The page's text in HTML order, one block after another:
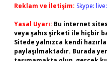
Reklam ve İletişim: Skype:
Yasal Uyarı: Bu internet
veya şahıs şirketi ile hiçbir
Sitede yalnızca kendi
paylaşılmaktadır. Burada